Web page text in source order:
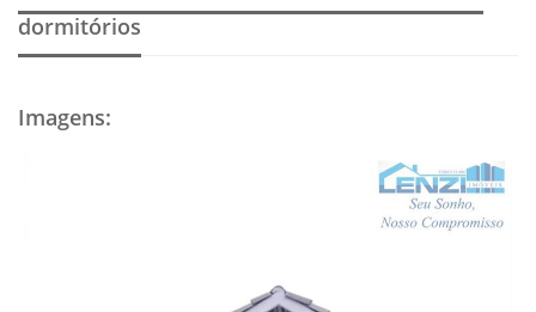
dormitórios
Imagens: